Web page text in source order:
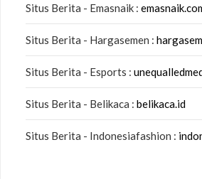
Situs Berita - Emasnaik :
Situs Berita - Hargasemen :
Situs Berita - Esports :
Situs Berita - Belikaca : belikaca.id
Situs Berita - Indonesiafashion :